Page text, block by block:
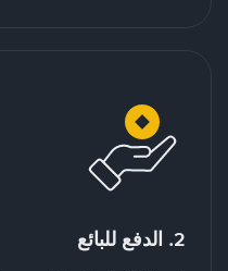
2. الدفع للبائع